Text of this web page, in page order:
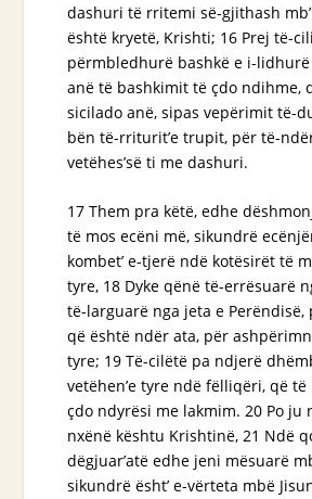
dashuri të rritemi së-gjithash
është kryetë, Krishti; 16 Prej të-
përmbledhurë bashkë e i-
anë të bashkimit të çdo ndihme,
sicilado anë, sipas vepërimit të-
bën të-rriturit’e trupit, për të-
vetëhes’së ti me dashuri.
17 Them pra këtë, edhe
të mos ecëni më, sikundrë
kombet’ e-tjerë ndë kotësirët të
tyre, 18 Dyke qënë të-errësuarë
të-larguarë nga jeta e
që është ndër ata, për
tyre; 19 Të-cilëtë pa ndjerë
vetëhen’e tyre ndë fëlliqëri, që
çdo ndyrësi me lakmim. 20 Po ju
nxënë kështu Krishtinë, 21 Ndë
dëgjuar’atë edhe jeni mësuarë
sikundrëësht’ e-vërteta mbë